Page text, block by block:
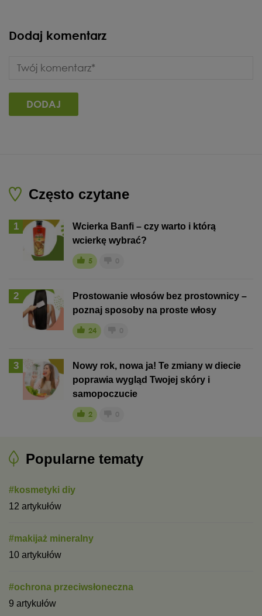
Dodaj komentarz
Często czytane
1
Wcierka Banfi – czy warto i którą
wcierkę wybrać?
5
2
Prostowanie włosów bez prostownicy –
poznaj sposoby na proste włosy
24
3
Nowy rok, nowa ja! Te zmiany w diecie
poprawia wygląd Twojej skóry i
samopoczucie
2
Popularne tematy
#kosmetyki diy
12 artykułów
#makijaż mineralny
10 artykułów
#ochrona przeciwsłoneczna
9 artykułów